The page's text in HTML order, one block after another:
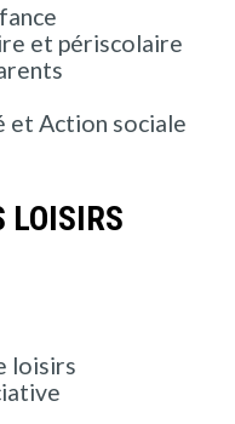
et périscolaire
et Action sociale
LOISIRS
loisirs